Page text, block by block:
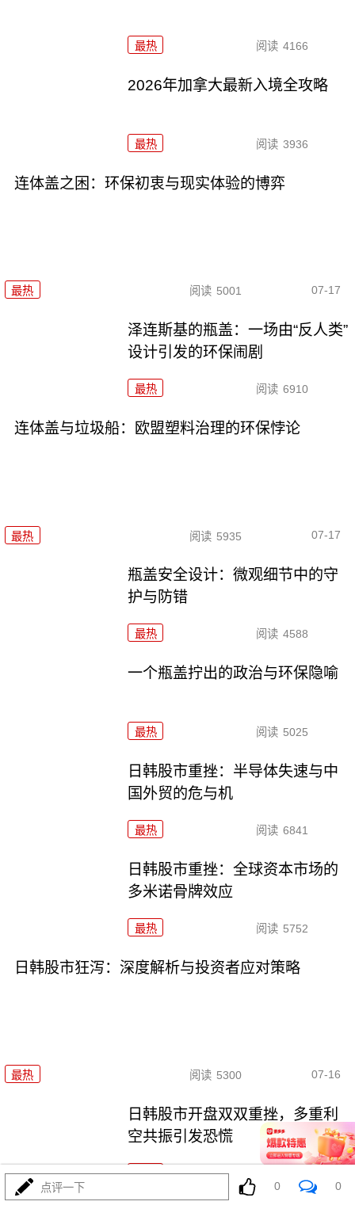
最热 阅读 4166
2026年加拿大最新入境全攻略
最热 阅读 3936
连体盖之困：环保初衷与现实体验的博弈
最热 阅读 5001 07-17
泽连斯基的瓶盖：一场由“反人类”
设计引发的环保闹剧
最热 阅读 6910
连体盖与垃圾船：欧盟塑料治理的环保悖论
最热 阅读 5935 07-17
瓶盖安全设计：微观细节中的守
护与防错
最热 阅读 4588
一个瓶盖拧出的政治与环保隐喻
最热 阅读 5025
日韩股市重挫：半导体失速与中
国外贸的危与机
最热 阅读 6841
日韩股市重挫：全球资本市场的
多米诺骨牌效应
最热 阅读 5752
日韩股市狂泻：深度解析与投资者应对策略
最热 阅读 5300 07-16
日韩股市开盘双双重挫，多重利
空共振引发恐慌
最热
点评一下 0 0